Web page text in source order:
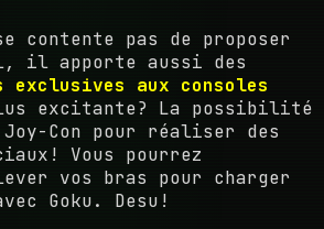
contente pas de proposer
il apporte aussi des
aux consoles
excitante? La possibilité
Con pour réaliser des
Vous pourrez
vos bras pour charger
Goku. Desu!